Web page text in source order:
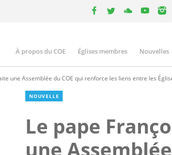
Main
navigation
À propos du COE Églises membres Nouvelles
une Assemblée du COE qui renforce les liens entre les
NOUVELLE
Le pape
une